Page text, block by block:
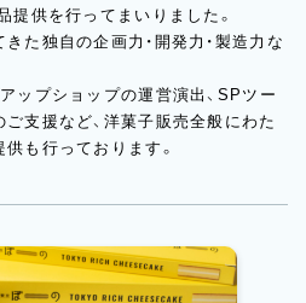
供を行ってまいりました。
た独自の企画力・開発力・製造力な
ップショップの運営演出、SPツー
支援など、洋菓子販売全般にわた
も行っております。